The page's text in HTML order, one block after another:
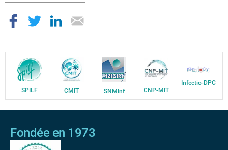
SPILF CMIT SNMInf CNP-MIT
Infectio-DPC
Fondée en 1973